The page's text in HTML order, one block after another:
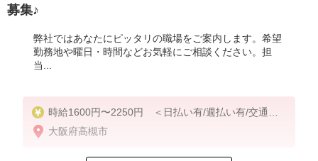
募集♪
弊社ではあなたにピッタリの職場をご案内します。希望
勤務地や曜日・時間などお気軽にご相談ください。担
当...
時給1600円〜2250円 ＜日払い有/週払い有/交通費
全支給(ガソリン代含む)＞
大阪府高槻市